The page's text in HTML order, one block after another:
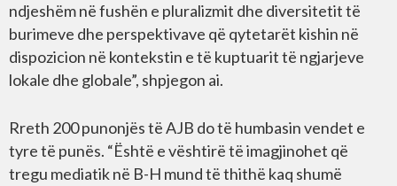
ndjeshëm në fushën e pluralizmit dhe diversitetit të
burimeve dhe perspektivave që qytetarët kishin në
dispozicion në kontekstin e të kuptuarit të ngjarjeve
lokale dhe globale”, shpjegon ai.
Rreth 200 punonjës të AJB do të humbasin vendet e
tyre të punës. “Është e vështirë të imagjinohet që
tregu mediatik në B-H mund të thithë kaq shumë